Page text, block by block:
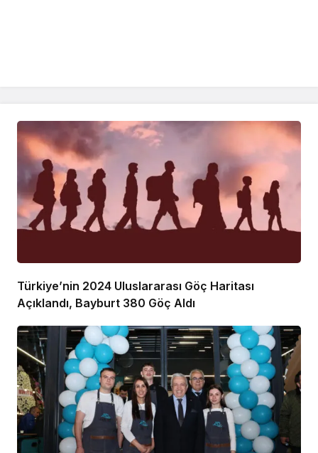
Türkiye’nin 2024 Uluslararası Göç Haritası
Açıklandı, Bayburt 380 Göç Aldı